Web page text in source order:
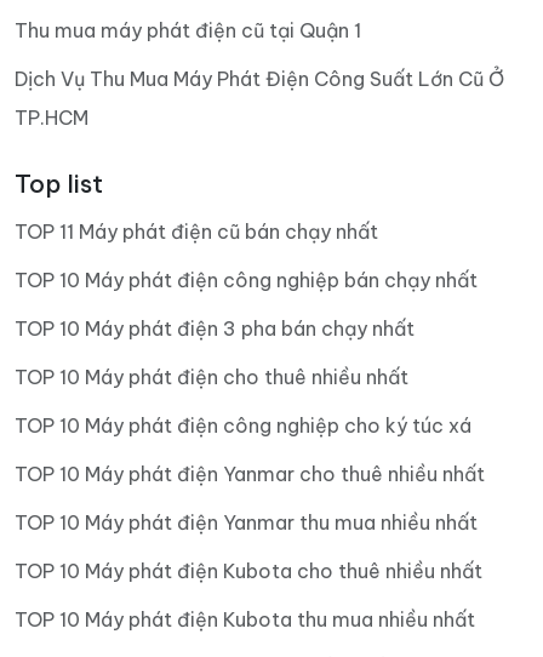
Thu mua máy phát điện cũ tại Quận 1
Dịch Vụ Thu Mua Máy Phát Điện Công Suất Lớn Cũ Ở
TP.HCM
Top list
TOP 11 Máy phát điện cũ bán chạy nhất
TOP 10 Máy phát điện công nghiệp bán chạy nhất
TOP 10 Máy phát điện 3 pha bán chạy nhất
TOP 10 Máy phát điện cho thuê nhiều nhất
TOP 10 Máy phát điện công nghiệp cho ký túc xá
TOP 10 Máy phát điện Yanmar cho thuê nhiều nhất
TOP 10 Máy phát điện Yanmar thu mua nhiều nhất
TOP 10 Máy phát điện Kubota cho thuê nhiều nhất
TOP 10 Máy phát điện Kubota thu mua nhiều nhất